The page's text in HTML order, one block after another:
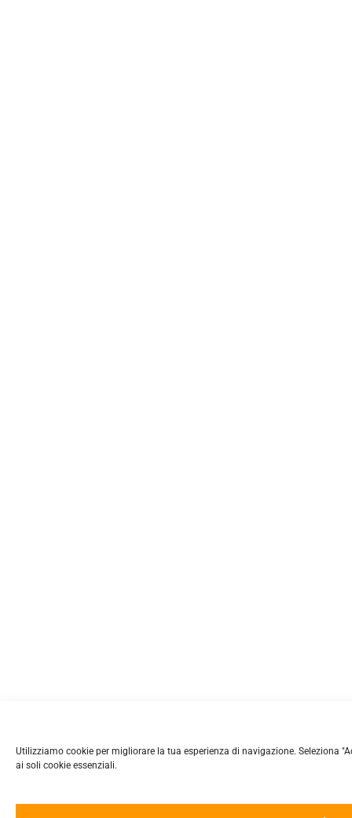
Utilizziamo cookie per migliorare la tua esperienza di navigazione. Seleziona
ai soli cookie essenziali.